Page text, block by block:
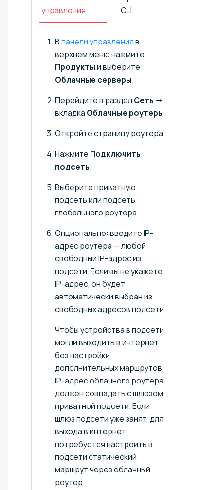
управления
CLI
Впанели управленияв
верхнем меню нажмите
Продуктыи выберите
Облачные серверы.
Перейдите в раздел Сеть →
вкладка Облачные роутеры.
Откройте страницу роутера.
Нажмите Подключить
подсеть.
Выберите приватную
подсеть или подсеть
глобального роутера.
Опционально: введите IP-
адрес роутера — любой
свободный IP-адрес из
подсети. Если вы не укажете
IP-адрес, он будет
автоматически выбран из
свободных адресов подсети.
Чтобы устройства в подсети
могли выходить в интернет
без настройки
дополнительных маршрутов,
IP-адрес облачного роутера
должен совпадать с шлюзом
приватной подсети. Если
шлюз подсети уже занят, для
выхода в интернет
потребуется настроить в
подсети статический
маршрут через облачный
роутер.